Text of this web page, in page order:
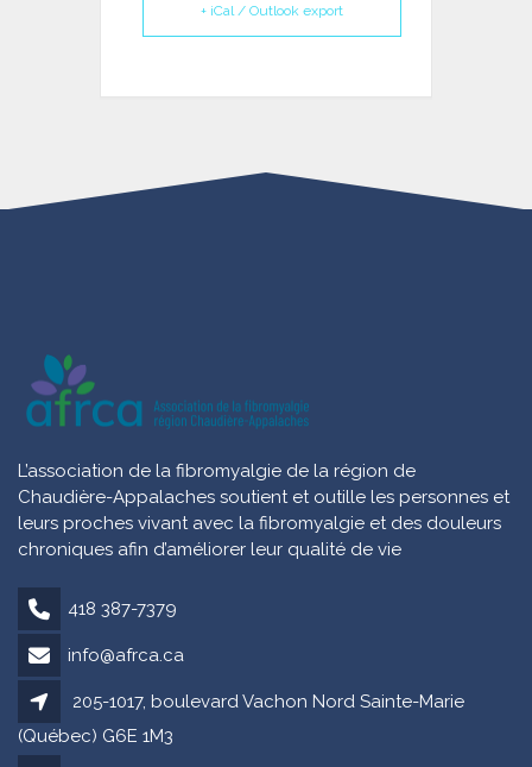
+ iCal / Outlook export
L’association de la fibromyalgie de la région de
Chaudière-Appalaches soutient et outille les personnes et
leurs proches vivant avec la fibromyalgie et des douleurs
chroniques afin d’améliorer leur qualité de vie
418 387-7379
info@afrca.ca
205-1017, boulevard Vachon Nord Sainte-Marie
(Québec) G6E 1M3